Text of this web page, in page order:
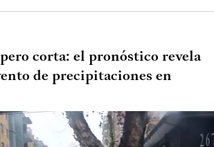
corta: el pronóstico revela
de precipitaciones en